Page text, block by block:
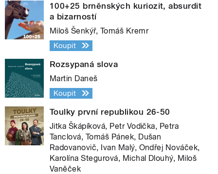
100+25 brněnských kuriozit, absurdit
a bizarností
Miloš Šenkýř, Tomáš Kremr
Koupit
Rozsypaná slova
Martin Daneš
Koupit
Toulky první republikou 26-50
Jitka Škápíková, Petr Vodička, Petra
Tanclová, Tomáš Pánek, Dušan
Radovanovič, Ivan Malý, Ondřej Nováček,
Karolína Stegurová, Michal Dlouhý, Miloš
Vaněček